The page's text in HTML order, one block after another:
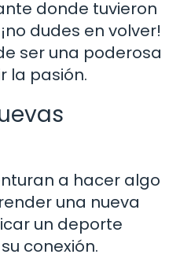
donde tuvieron
dudes en volver!
ser una poderosa
la pasión.
a hacer algo
una nueva
un deporte
conexión.